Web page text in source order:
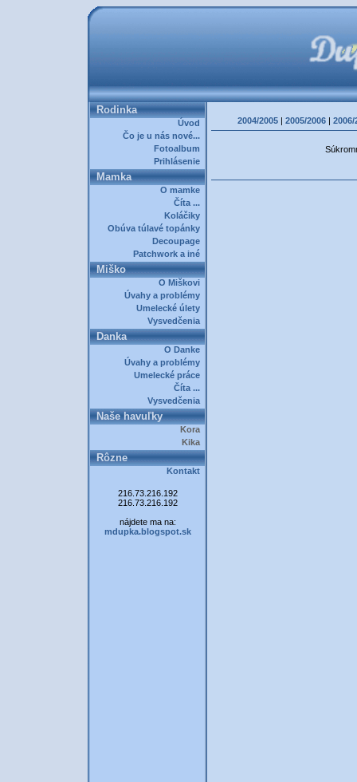
Rodinka
Úvod
Čo je u nás nové...
Fotoalbum
Prihlásenie
Mamka
O mamke
Číta ...
Koláčiky
Obúva túlavé topánky
Decoupage
Patchwork a iné
Miško
O Miškovi
Úvahy a problémy
Umelecké úlety
Vysvedčenia
Danka
O Danke
Úvahy a problémy
Umelecké práce
Číta ...
Vysvedčenia
Naše havuľky
Kora
Kika
Rôzne
Kontakt
216.73.216.192
216.73.216.192
nájdete ma na:
mdupka.blogspot.sk
2004/2005 | 2005/2006 | 2006/